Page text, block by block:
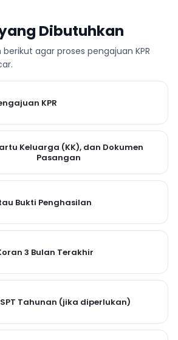
Dibutuhkan
agar proses pengajuan KPR
KPR
Keluarga (KK), dan Dokumen
Pasangan
Bukti Penghasilan
3 Bulan Terakhir
SPT Tahunan (jika diperlukan)